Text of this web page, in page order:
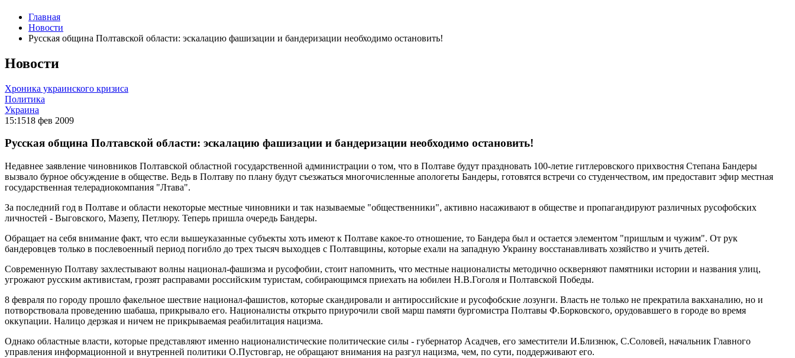
Главная
Новости
Русская община Полтавской области: эскалацию фашизации и бандеризации необходимо остановить!
Новости
Хроника украинского кризиса
Политика
Украина
15:1518 фев 2009
Русская община Полтавской области: эскалацию фашизации и бандеризации необходимо остановить!
Недавнее заявление чиновников Полтавской областной государственной администрации о том, что в Полтаве будут праздновать 100-летие гитлеровского прихвостня Степана Бандеры
вызвало бурное обсуждение в обществе. Ведь в Полтаву по плану будут съезжаться многочисленные апологеты Бандеры, готовятся встречи со студенчеством, им предоставит эфир местная
государственная телерадиокомпания "Лтава".
За последний год в Полтаве и области некоторые местные чиновники и так называемые "общественники", активно насаживают в обществе и пропагандируют различных русофобских
личностей - Выговского, Мазепу, Петлюру. Теперь пришла очередь Бандеры.
Обращает на себя внимание факт, что если вышеуказанные субъекты хоть имеют к Полтаве какое-то отношение, то Бандера был и остается элементом "пришлым и чужим". От рук
бандеровцев только в послевоенный период погибло до трех тысяч выходцев с Полтавщины, которые ехали на западную Украину восстанавливать хозяйство и учить детей.
Современную Полтаву захлестывают волны национал-фашизма и русофобии, стоит напомнить, что местные националисты методично оскверняют памятники истории и названия улиц,
угрожают русским активистам, грозят расправами российским туристам, собирающимся приехать на юбилеи Н.В.Гоголя и Полтавской Победы.
8 февраля по городу прошло факельное шествие национал-фашистов, которые скандировали и антироссийские и русофобские лозунги. Власть не только не прекратила вакханалию, но и
потворствовала проведению шабаша, прикрывало его. Националисты открыто приурочили свой марш памяти бургомистра Полтавы Ф.Борковского, орудовавшего в городе во время
оккупации. Налицо дерзкая и ничем не прикрываемая реабилитация нацизма.
Однако областные власти, которые представляют именно националистические политические силы - губернатор Асадчев, его заместители И.Близнюк, С.Соловей, начальник Главного
управления информационной и внутренней политики О.Пустовгар, не обращают внимания на разгул нацизма, чем, по сути, поддерживают его.